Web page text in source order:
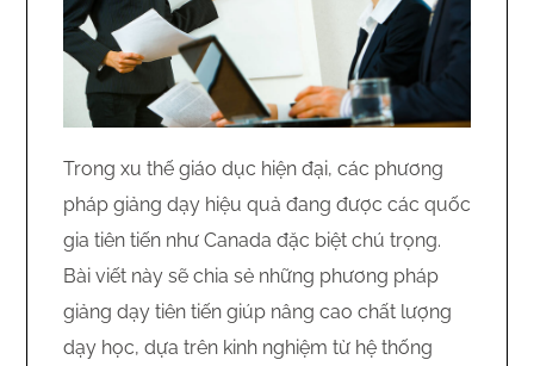
Trong xu thế giáo dục hiện đại, các phương
pháp giảng dạy hiệu quả đang được các quốc
gia tiên tiến như Canada đặc biệt chú trọng.
Bài viết này sẽ chia sẻ những phương pháp
giảng dạy tiên tiến giúp nâng cao chất lượng
dạy học, dựa trên kinh nghiệm từ hệ thống